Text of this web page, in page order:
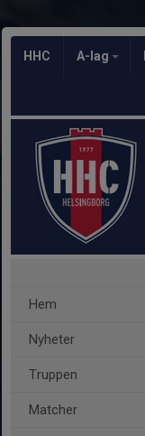
HHC A-lag
Hem
Nyheter
Truppen
Matcher